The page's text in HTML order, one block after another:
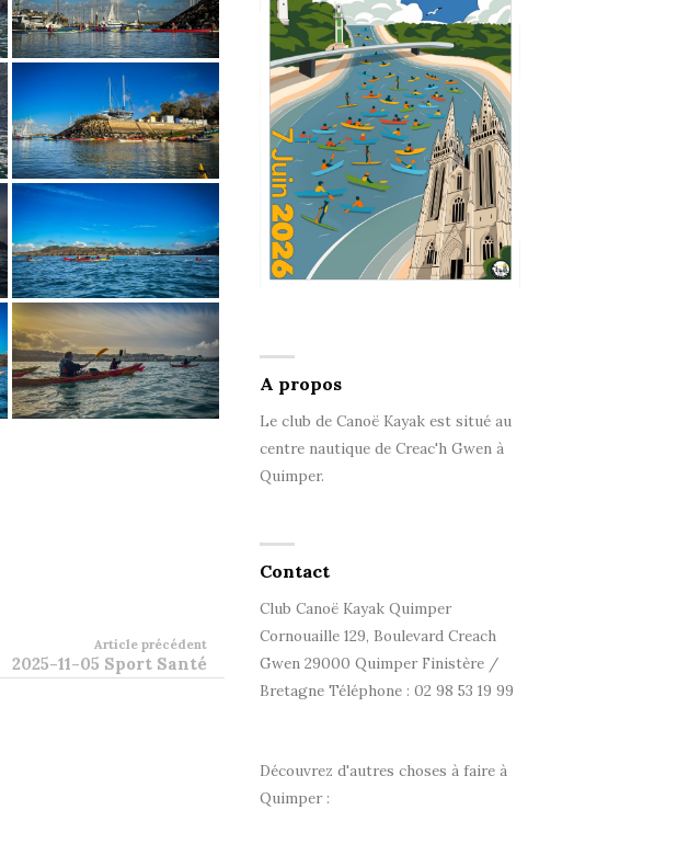
Article précédent
2025-11-05 Sport Santé
A propos
Le club de Canoë Kayak est situé au
centre nautique de Creac'h Gwen à
Quimper.
Contact
Club Canoë Kayak Quimper
Cornouaille 129, Boulevard Creach
Gwen 29000 Quimper Finistère /
Bretagne Téléphone : 02 98 53 19 99
Découvrez d'autres choses à faire à
Quimper :